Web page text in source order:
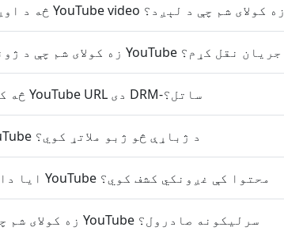
څه د اوږدې YouTube video زه کولای شم چې د لېږد؟
زه کولای شم چې د ژوندي YouTube جریان نقل کړم؟
څه که د YouTube URL دی DRM-ساتل؟
YouTube د ژباړې څو ژبو ملاتړ کوي؟
ایا دا په YouTube محتوا کې غږونکي کشف کوي؟
زه کولای شم چې د YouTube سرليکونه صادرول؟